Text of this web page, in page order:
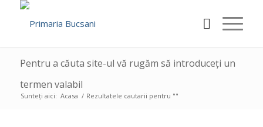
Pentru a căuta site-ul vă rugăm să introduceți un
termen valabil
Sunteți aici: Acasa / Rezultatele cautarii pentru ""